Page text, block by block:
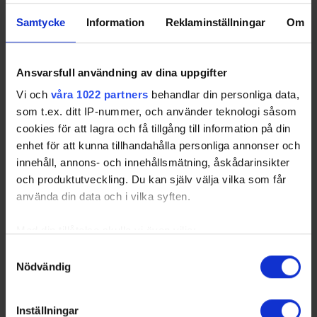
Samtycke Information Reklaminställningar Om
Ansvarsfull användning av dina uppgifter
Vi och våra 1022 partners behandlar din personliga data,
som t.ex. ditt IP-nummer, och använder teknologi såsom
cookies för att lagra och få tillgång till information på din
enhet för att kunna tillhandahålla personliga annonser och
innehåll, annons- och innehållsmätning, åskådarinsikter
och produktutveckling. Du kan själv välja vilka som får
använda din data och i vilka syften.
som kan ha en noggrannhet på upp till flera meter
Nödvändig
Inställningar